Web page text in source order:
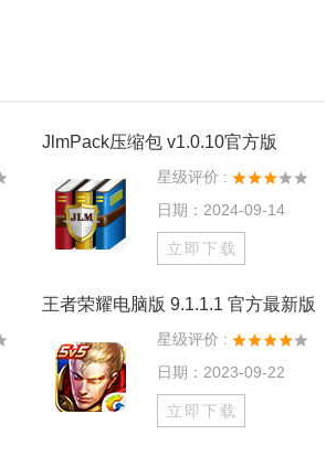
JlmPack压缩包 v1.0.10官方版
星级评价 :
日期：2024-09-14
立即下载
王者荣耀电脑版 9.1.1.1 官方最新版
星级评价 :
日期：2023-09-22
立即下载